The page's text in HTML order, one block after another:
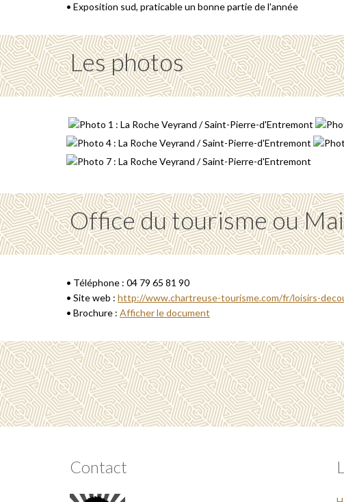
• Exposition sud, praticable un bonne partie de l'année
Les photos
Office du tourisme ou
• Téléphone : 04 79 65 81 90
• Site web : http://www.chartreuse-tourisme.com/fr/loisirs-
• Brochure : Afficher le document
Contact